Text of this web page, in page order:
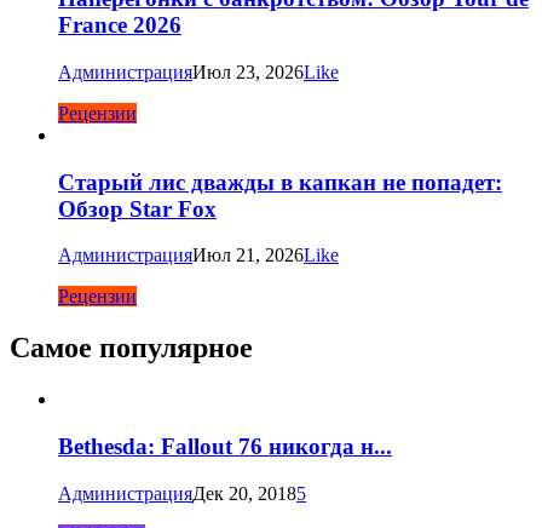
France 2026
АдминистрацияИюл 23, 2026Like
Рецензии
Старый лис дважды в капкан не попадет:
Обзор Star Fox
АдминистрацияИюл 21, 2026Like
Рецензии
Самое популярное
Bethesda: Fallout 76 никогда н...
АдминистрацияДек 20, 20185